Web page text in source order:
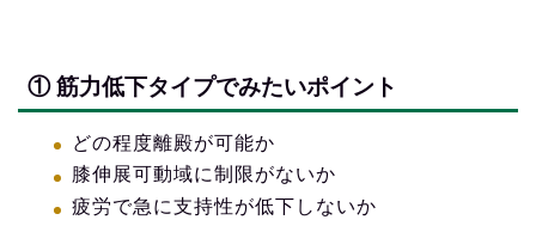
① 筋力低下タイプでみたいポイント
どの程度離殿が可能か
膝伸展可動域に制限がないか
疲労で急に支持性が低下しないか